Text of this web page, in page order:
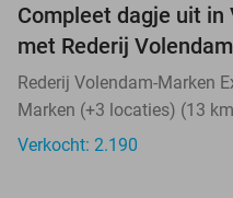
Compleet dagje uit in
met Rederij
Rederij Volendam-Marken
Marken (+3 locaties) (13
Verkocht: 2.190